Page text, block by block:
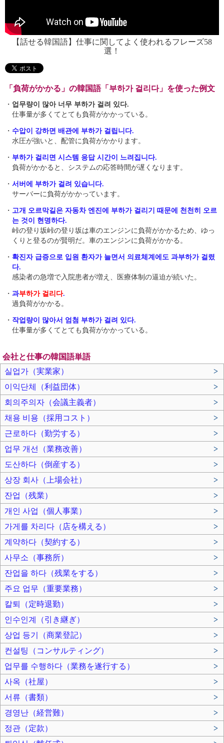
【話せる韓国語】仕事に関してよく使われるフレーズ58
選！
「負荷がかかる」の韓国語「부하가 걸리다」を使った例文
・ 업무량이 많아 너무 부하가 걸려 있다.
仕事量が多くてとても負荷がかかっている。
・ 수압이 강하면 배관에 부하가 걸립니다.
水圧が強いと、配管に負荷がかかります。
・ 부하가 걸리면 시스템 응답 시간이 느려집니다.
負荷がかかると、システムの応答時間が遅くなります。
・ 서버에 부하가 걸려 있습니다.
サーバーに負荷がかかっています。
・ 고개 오르막길은 자동차 엔진에 부하가 걸리기 때문에 천천히 오르
는 것이 현명하다.
峠の登り坂峠の登り坂は車のエンジンに負荷がかかるため、ゆっ
くりと登るのが賢明だ。車のエンジンに負荷がかかる。
・ 확진자 급증으로 입원 환자가 늘면서 의료체계에도 과부하가 걸렸
다.
感染者の急増で入院患者が増え、医療体制の逼迫が続いた。
・ 과부하가 걸리다.
過負荷がかかる。
・ 작업량이 많아서 엄첨 부하가 걸려 있다.
仕事量が多くてとても負荷がかかっている。
会社と仕事の韓国語単語
실업가（実業家）
>
이익단체（利益団体）
>
회의주의자（会議主義者）
>
채용 비용（採用コスト）
>
근로하다（勤労する）
>
업무 개선（業務改善）
>
도산하다（倒産する）
>
상장 회사（上場会社）
>
잔업（残業）
>
개인 사업（個人事業）
>
가게를 차리다（店を構える）
>
계약하다（契約する）
>
사무소（事務所）
>
잔업을 하다（残業をする）
>
주요 업무（重要業務）
>
칼퇴（定時退勤）
>
인수인계（引き継ぎ）
>
상업 등기（商業登記）
>
컨설팅（コンサルティング）
>
업무를 수행하다（業務を遂行する）
>
사옥（社屋）
>
서류（書類）
>
경영난（経営難）
>
정관（定款）
>